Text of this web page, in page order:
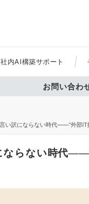
社内AI構築サポート
お問い合わ
い訳にならない時代――“外部IT
ならない時代